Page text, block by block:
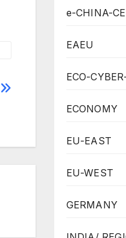
e-CHINA-
EAEU
ECO-
ECONOMY
EU-EAST
EU-WEST
GERMANY